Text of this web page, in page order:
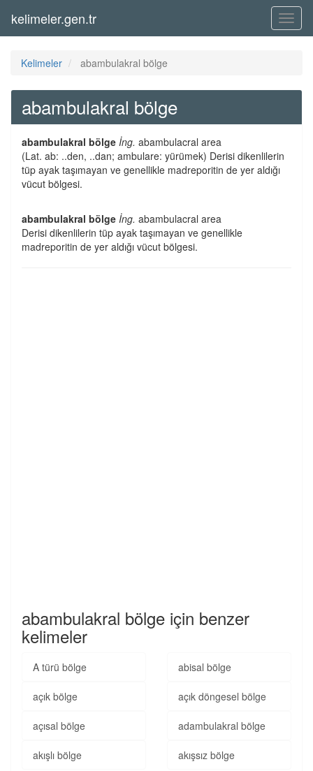
Menü
kelimeler.gen.tr
Kelimeler abambulakral bölge
abambulakral bölge
abambulakral bölge İng. abambulacral area
(Lat. ab: ..den, ..dan; ambulare: yürümek) Derisi dikenlilerin
tüp ayak taşımayan ve genellikle madreporitin de yer aldığı
vücut bölgesi.
abambulakral bölge İng. abambulacral area
Derisi dikenlilerin tüp ayak taşımayan ve genellikle
madreporitin de yer aldığı vücut bölgesi.
abambulakral bölge için benzer
kelimeler
A türü bölge abisal bölge
açık bölge açık döngesel bölge
açısal bölge adambulakral bölge
akışlı bölge akışsız bölge